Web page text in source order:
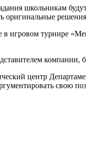
школьникам
оригинальные решения
игровом турнире
компании,
центр